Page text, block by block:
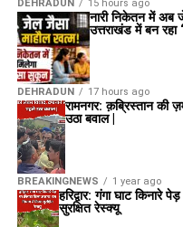
DEHRADUN 15 hours ago
DEHRADUN 17 hours ago
नारी निकेतन में अब
उत्तराखंड में बन रहा
BREAKINGNEWS 1 year ago
रामनगर: क़ब्रिस्तान की
उठा बवाल |
हरिद्वार: गंगा घाट किनारे
सुरक्षित रेस्क्यू